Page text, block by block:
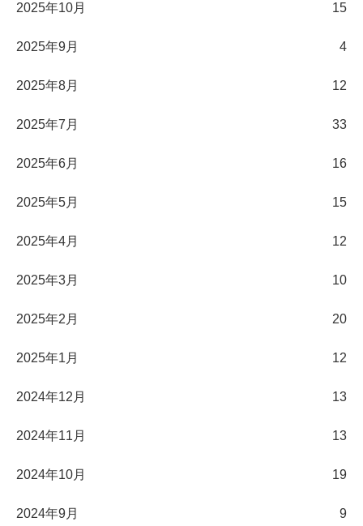
2025年10月 15
2025年9月 4
2025年8月 12
2025年7月 33
2025年6月 16
2025年5月 15
2025年4月 12
2025年3月 10
2025年2月 20
2025年1月 12
2024年12月 13
2024年11月 13
2024年10月 19
2024年9月 9